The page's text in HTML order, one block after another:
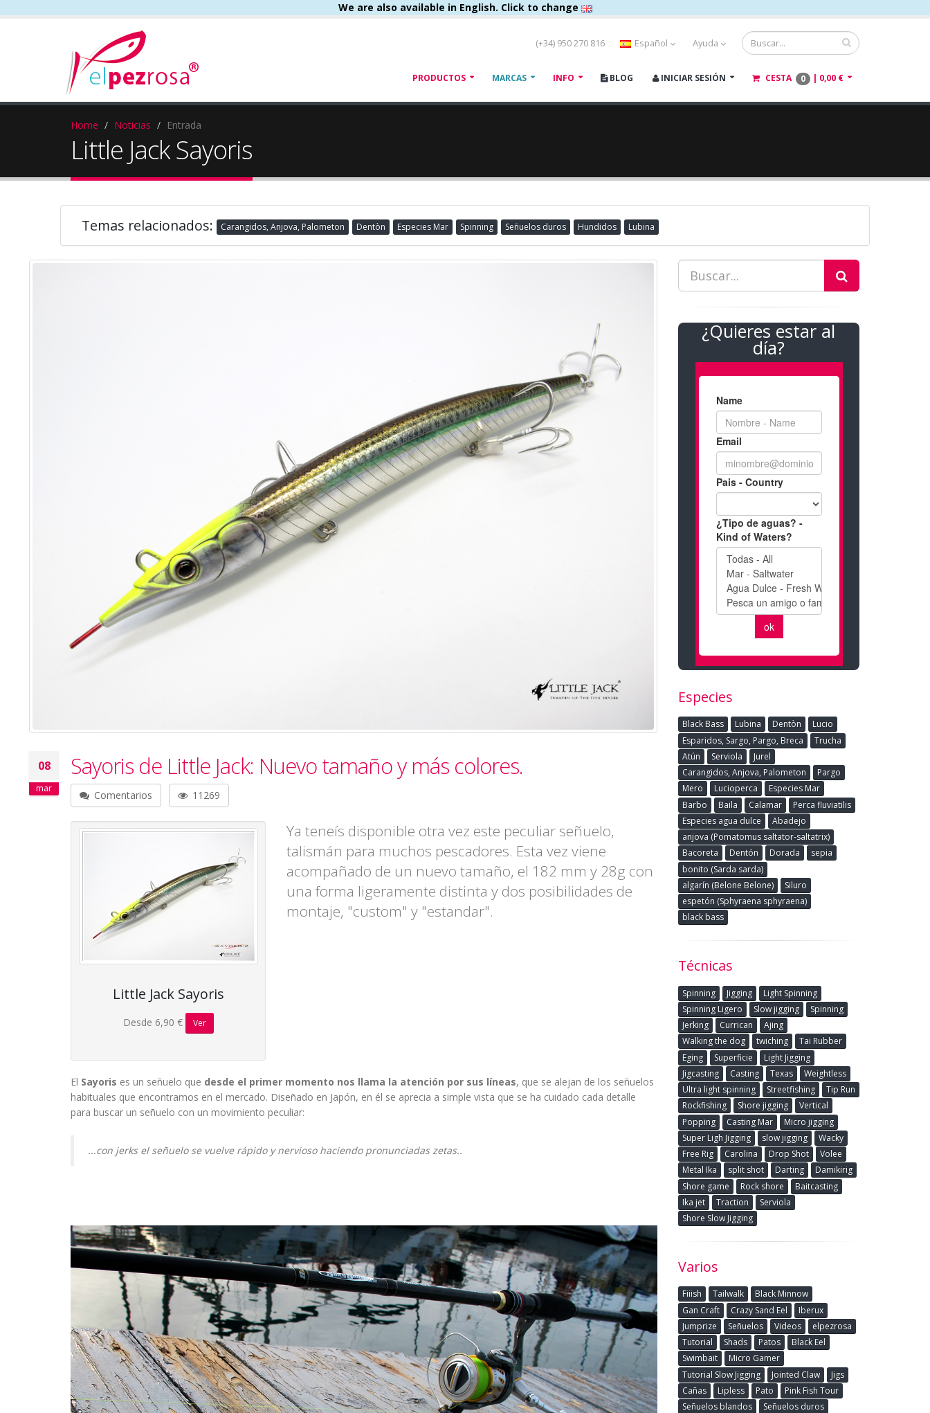
We are also available in English. Click to change
(+34) 950 270 816 Español Ayuda
PRODUCTOS MARCAS INFO BLOG INICIAR SESIÓN CESTA 0 | 0,00 €
Home Noticias Entrada
Little Jack Sayoris
Temas relacionados: Carangidos, Anjova, Palometon Dentòn Especies Mar Spinning Señuelos duros Hundidos Lubina
08
mar
Sayoris de Little Jack: Nuevo tamaño y más colores.
Comentarios 11269
Little Jack Sayoris
Desde 6,90 € Ver
Ya teneís disponible otra vez este peculiar señuelo,
talismán para muchos pescadores. Esta vez viene
acompañado de un nuevo tamaño, el 182 mm y 28g con
una forma ligeramente distinta y dos posibilidades de
montaje, "custom" y "estandar".
El Sayoris es un señuelo que desde el primer momento nos llama la atención por sus líneas, que se alejan de los señuelos
habituales que encontramos en el mercado. Diseñado en Japón, en él se aprecia a simple vista que se ha cuidado cada detalle
para buscar un señuelo con un movimiento peculiar:
...con jerks el señuelo se vuelve rápido y nervioso haciendo pronunciadas zetas..
¿Quieres estar al
día?
Especies
Black Bass Lubina Dentòn
Lucio
Esparidos, Sargo, Pargo, Breca
Trucha
Atún
Serviola
Jurel
Carangidos, Anjova, Palometon
Pargo
Mero
Lucioperca
Especies Mar
Barbo
Baila Calamar
Perca fluviatilis
Especies agua dulce
Abadejo
anjova (Pomatomus saltator-saltatrix)
Bacoreta
Dentón Dorada
sepia
bonito (Sarda sarda)
algarín (Belone Belone)
Siluro
espetón (Sphyraena sphyraena)
black bass
Técnicas
Spinning Jigging
Light Spinning
Spinning Ligero
Slow jigging
Spinning
Jerking
Currican
Ajing
Walking the dog
twiching
Tai Rubber
Eging
Superficie
Light Jigging
Jigcasting
Casting Texas
Weightless
Ultra light spinning
Streetfishing
Tip Run
Rockfishing
Shore jigging
Vertical
Popping
Casting Mar
Micro jigging
Super Ligh Jigging
slow jigging
Wacky
Free Rig
Carolina Drop Shot
Volee
Metal Ika
split shot Darting
Damikirig
Shore game
Rock shore
Baitcasting
Ika jet
Traction
Serviola
Shore Slow Jigging
Varios
Fiiish Tailwalk
Black Minnow
Gan Craft
Crazy Sand Eel
Iberux
Jumprize
Señuelos Videos
elpezrosa
Tutorial
Shads Patos
Black Eel
Swimbait
Micro Gamer
Tutorial Slow Jigging
Jointed Claw
Jigs
Cañas
Lipless Pato
Pink Fish Tour
Señuelos blandos
Señuelos duros